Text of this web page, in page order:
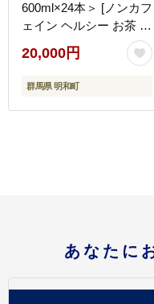
600ml×24本＞ [ノンカフ
ェイン ヘルシー お茶 ペ
ット飲料 伊藤園 まとめ
買い 箱買い]
20,000円
群馬県 明和町
あなたに